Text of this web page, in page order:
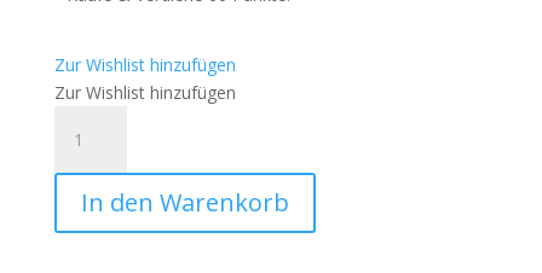
Zur Wishlist hinzufügen
Zur Wishlist hinzufügen
Cover
Minder
Magnet
-
In den Warenkorb